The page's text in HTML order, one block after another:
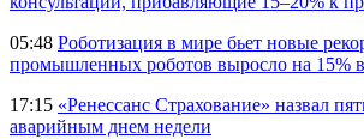
05:48 Роботизация в мире бьет новые
промышленных роботов выросло на 15%
17:15 «Ренессанс Страхование» назвал
аварийным днем недели